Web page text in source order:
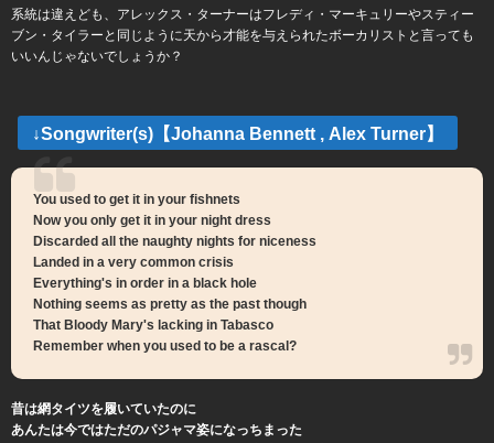
系統は違えども、アレックス・ターナーはフレディ・マーキュリーやスティー
ブン・タイラーと同じように天から才能を与えられたボーカリストと言っても
いいんじゃないでしょうか？
↓Songwriter(s)【Johanna Bennett , Alex Turner】
You used to get it in your fishnets
Now you only get it in your night dress
Discarded all the naughty nights for niceness
Landed in a very common crisis
Everything's in order in a black hole
Nothing seems as pretty as the past though
That Bloody Mary's lacking in Tabasco
Remember when you used to be a rascal?
昔は網タイツを履いていたのに
あんたは今ではただのパジャマ姿になっちまった